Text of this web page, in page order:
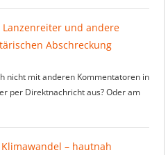
Lanzenreiter und andere
Abschreckung
nicht mit anderen Kommentatoren in
per Direktnachricht aus? Oder am
Klimawandel – hautnah